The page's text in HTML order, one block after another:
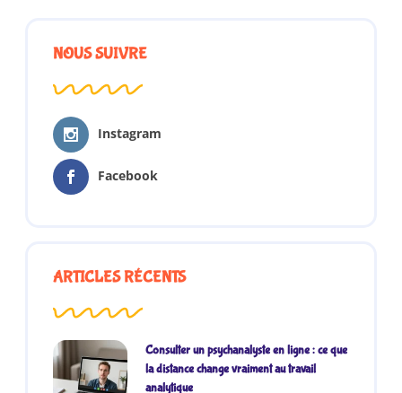
NOUS SUIVRE
Instagram
Facebook
ARTICLES RÉCENTS
Consulter un psychanalyste en ligne : ce que
la distance change vraiment au travail
analytique